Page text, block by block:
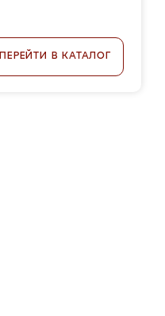
ПЕРЕЙТИ В КАТАЛОГ